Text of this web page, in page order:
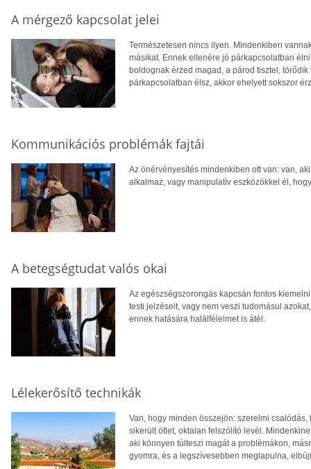
A mérgező kapcsolat jelei
Természetesen nincs ilyen. Mindenkiben
másikat. Ennek ellenére jó párkapcsolatban
boldognak érzed magad, a párod tisztel,
párkapcsolatban élsz, akkor ehelyett sokszor
Kommunikációs problémák fajtái
Az önérvényesítés mindenkiben ott van: van,
alkalmaz, vagy manipulatív eszközökkel él,
A betegségtudat valós okai
Az egészségszorongás kapcsán fontos
testi jelzéseit, vagy nem veszi tudomásul
ennek hatására halálfélelmet is átél.
Lélekerősítő technikák
Van, hogy minden összejön: szerelmi
sikerült ötlet, oktalan felszólító levél.
aki könnyen túlteszi magát a problémákon,
gyomra, és a legszívesebben meglapulna,